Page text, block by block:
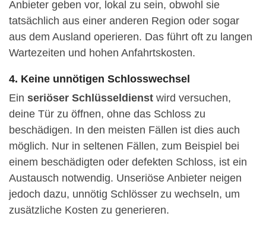
Anbieter geben vor, lokal zu sein, obwohl sie
tatsächlich aus einer anderen Region oder sogar
aus dem Ausland operieren. Das führt oft zu langen
Wartezeiten und hohen Anfahrtskosten.
4. Keine unnötigen Schlosswechsel
Ein seriöser Schlüsseldienst wird versuchen,
deine Tür zu öffnen, ohne das Schloss zu
beschädigen. In den meisten Fällen ist dies auch
möglich. Nur in seltenen Fällen, zum Beispiel bei
einem beschädigten oder defekten Schloss, ist ein
Austausch notwendig. Unseriöse Anbieter neigen
jedoch dazu, unnötig Schlösser zu wechseln, um
zusätzliche Kosten zu generieren.